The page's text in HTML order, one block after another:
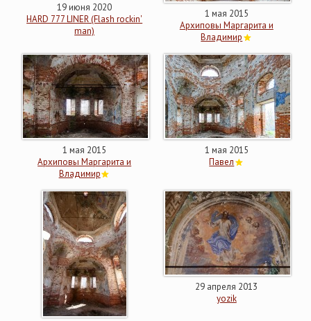
19 июня 2020
HARD 777 LINER (Flash rockin'
man)
1 мая 2015
Архиповы Маргарита и
Владимир
1 мая 2015
Архиповы Маргарита и
Владимир
1 мая 2015
Павел
29 апреля 2013
yozik